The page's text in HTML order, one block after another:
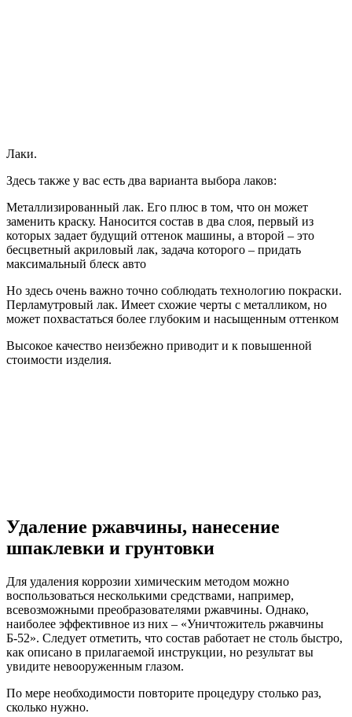
Лаки.
Здесь также у вас есть два варианта выбора лаков:
Металлизированный лак. Его плюс в том, что он может
заменить краску. Наносится состав в два слоя, первый из
которых задает будущий оттенок машины, а второй – это
бесцветный акриловый лак, задача которого – придать
максимальный блеск авто
Но здесь очень важно точно соблюдать технологию покраски.
Перламутровый лак. Имеет схожие черты с металликом, но
может похвастаться более глубоким и насыщенным оттенком
Высокое качество неизбежно приводит и к повышенной
стоимости изделия.
Удаление ржавчины, нанесение
шпаклевки и грунтовки
Для удаления коррозии химическим методом можно
воспользоваться несколькими средствами, например,
всевозможными преобразователями ржавчины. Однако,
наиболее эффективное из них – «Уничтожитель ржавчины
Б-52». Следует отметить, что состав работает не столь быстро,
как описано в прилагаемой инструкции, но результат вы
увидите невооруженным глазом.
По мере необходимости повторите процедуру столько раз,
сколько нужно.